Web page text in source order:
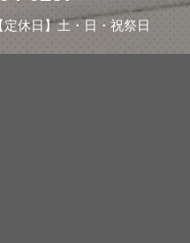
定休日】土・日・祝祭日